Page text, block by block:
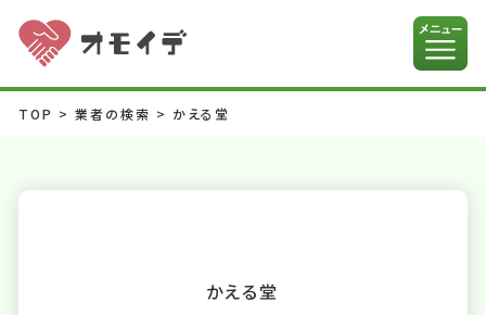
TOP > 業者の検索 > かえる堂
かえる堂